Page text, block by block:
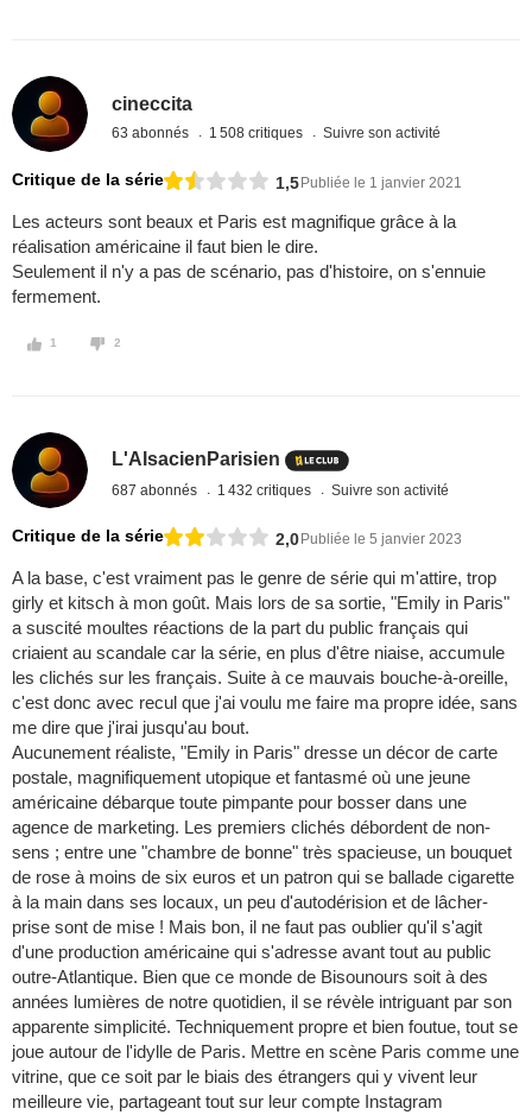
cineccita
63 abonnés 1 508 critiques Suivre son activité
Critique de la série 1,5 Publiée le 1 janvier 2021
Les acteurs sont beaux et Paris est magnifique grâce à la
réalisation américaine il faut bien le dire.
Seulement il n'y a pas de scénario, pas d'histoire, on s'ennuie
fermement.
1 2
L'AlsacienParisien
687 abonnés 1 432 critiques Suivre son activité
Critique de la série 2,0 Publiée le 5 janvier 2023
A la base, c'est vraiment pas le genre de série qui m'attire, trop
girly et kitsch à mon goût. Mais lors de sa sortie, "Emily in Paris"
a suscité moultes réactions de la part du public français qui
criaient au scandale car la série, en plus d'être niaise, accumule
les clichés sur les français. Suite à ce mauvais bouche-à-oreille,
c'est donc avec recul que j'ai voulu me faire ma propre idée, sans
me dire que j'irai jusqu'au bout.
Aucunement réaliste, "Emily in Paris" dresse un décor de carte
postale, magnifiquement utopique et fantasmé où une jeune
américaine débarque toute pimpante pour bosser dans une
agence de marketing. Les premiers clichés débordent de non-
sens ; entre une "chambre de bonne" très spacieuse, un bouquet
de rose à moins de six euros et un patron qui se ballade cigarette
à la main dans ses locaux, un peu d'autodérision et de lâcher-
prise sont de mise ! Mais bon, il ne faut pas oublier qu'il s'agit
d'une production américaine qui s'adresse avant tout au public
outre-Atlantique. Bien que ce monde de Bisounours soit à des
années lumières de notre quotidien, il se révèle intriguant par son
apparente simplicité. Techniquement propre et bien foutue, tout se
joue autour de l'idylle de Paris. Mettre en scène Paris comme une
vitrine, que ce soit par le biais des étrangers qui y vivent leur
meilleure vie, partageant tout sur leur compte Instagram